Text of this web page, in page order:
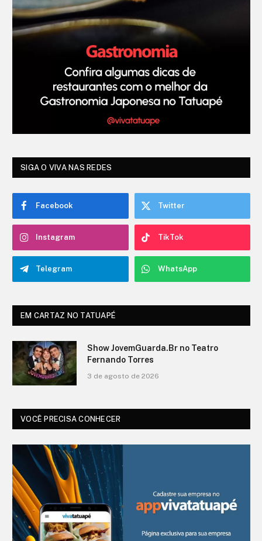
SIGA O VIVA NAS REDES
Facebook Twitter
Instagram TikTok
Telegram WhatsApp
EM CARTAZ NO TATUAPÉ
O Show de Ítalo no Teatro Fernando
Torres
3 de agosto de 2026
VOCÊ PRECISA CONHECER